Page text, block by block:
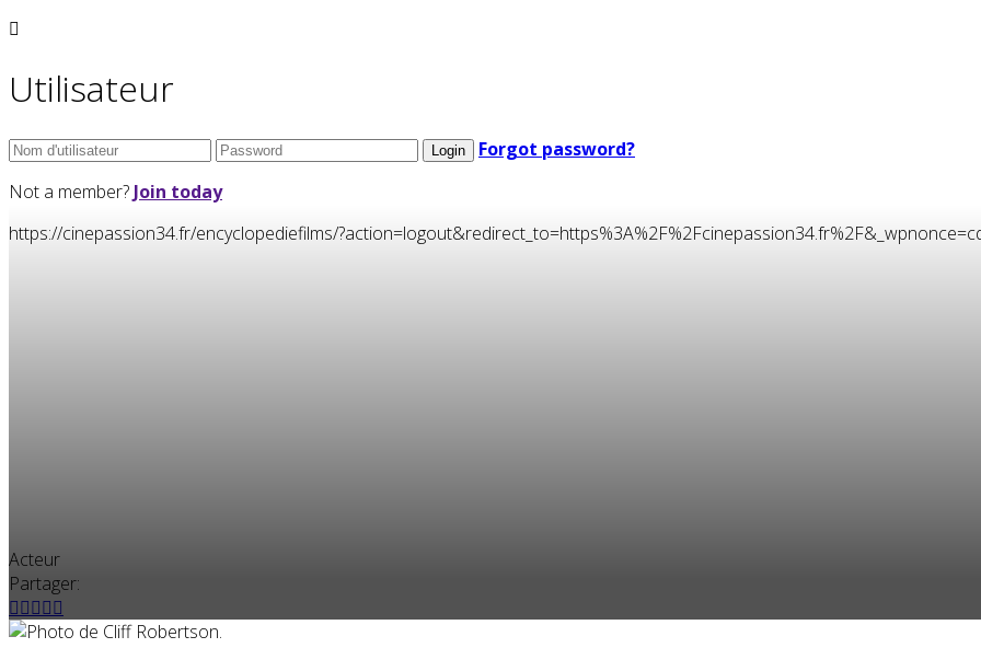
Utilisateur
Forgot password?
Not a member? Join today
https://cinepassion34.fr/encyclopediefilms/
Acteur
Partager: